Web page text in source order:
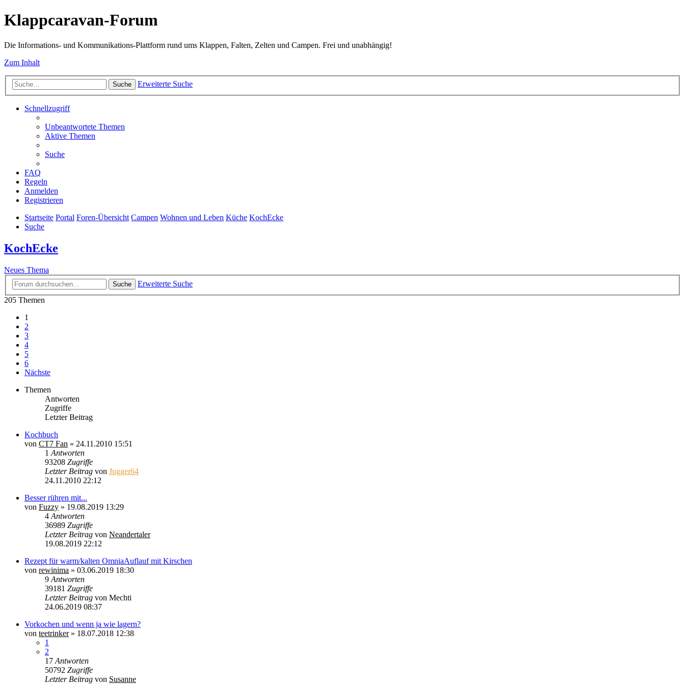
Klappcaravan-Forum
Die Informations- und Kommunikations-Plattform rund ums Klappen, Falten, Zelten und Campen. Frei und unabhängig!
Zum Inhalt
Suche Erweiterte Suche
Schnellzugriff
Unbeantwortete Themen
Aktive Themen
Suche
FAQ
Regeln
Anmelden
Registrieren
Startseite Portal Foren-Übersicht Campen Wohnen und Leben Küche KochEcke
Suche
KochEcke
Neues Thema
Suche
Erweiterte Suche
205 Themen
1
2
3
4
5
6
Nächste
Themen
Antworten
Zugriffe
Letzter Beitrag
Kochbuch
von CT7 Fan » 24.11.2010 15:51
1 Antworten
93208 Zugriffe
Letzter Beitrag von Jugger64
24.11.2010 22:12
Besser rühren mit...
von Fuzzy » 19.08.2019 13:29
4 Antworten
36989 Zugriffe
Letzter Beitrag von Neandertaler
19.08.2019 22:12
Rezept für warm/kalten OmniaAuflauf mit Kirschen
von rewinima » 03.06.2019 18:30
9 Antworten
39181 Zugriffe
Letzter Beitrag von Mechti
24.06.2019 08:37
Vorkochen und wenn ja wie lagern?
von teetrinker» 18.07.2018 12:38
1
2
17 Antworten
50792 Zugriffe
Letzter Beitrag von Susanne